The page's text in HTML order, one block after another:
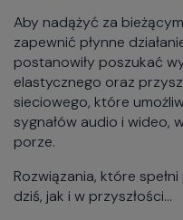
Aby nadążyć za
zapewnić płynne
postanowiły poszukać
elastycznego oraz
sieciowego, które
sygnałów audio i wideo,
porze.
Rozwiązania, które
dziś, jak i w przyszłości...